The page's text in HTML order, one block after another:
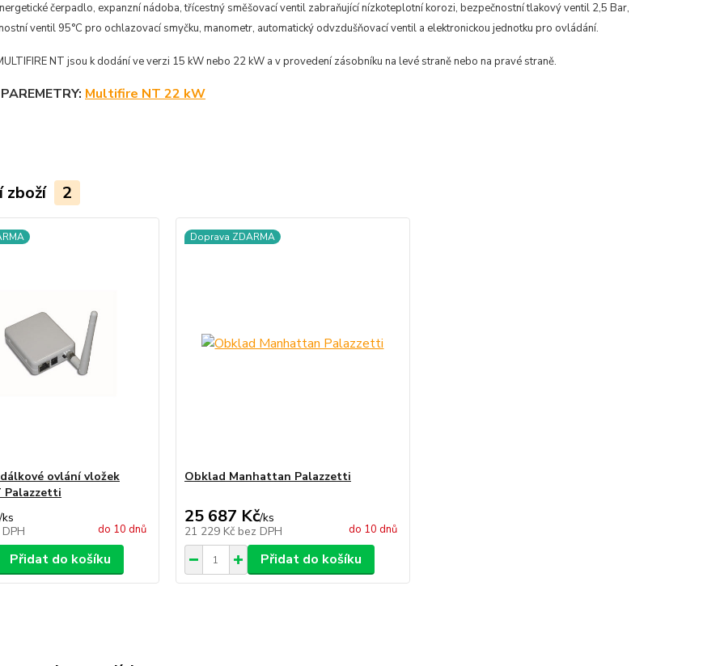
čerpadlo, expanzní nádoba, třícestný směšovací ventil zabraňující nízkoteplotní korozi, bezpečnostní tlakový ventil 2,5 Bar,
ventil 95°C pro ochlazovací smyčku, manometr, automatický odvzdušňovací ventil a elektronickou jednotku pro ovládání.
NT jsou k dodání ve verzi 15 kW nebo 22 kW a v provedení zásobníku na levé straně nebo na pravé straně.
Multifire NT 22 kW
zboží 2
ovlání vložek
Palazzetti
ks
do 10 dnů
Přidat do košíku
Doprava ZDARMA
Obklad Manhattan Palazzetti
25 687 Kč/ks
21 229 Kč bez DPH do 10 dnů
Přidat do košíku